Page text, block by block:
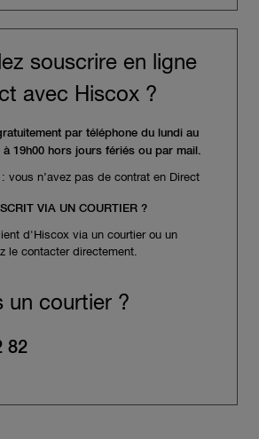
souscrire en ligne
avec Hiscox ?
par téléphone du lundi au
à 19h00 hors jours fériés ou par mail.
: vous n’avez pas de contrat en Direct
VIA UN COURTIER ?
d'Hiscox via un courtier ou un
le contacter directement.
un courtier ?
82